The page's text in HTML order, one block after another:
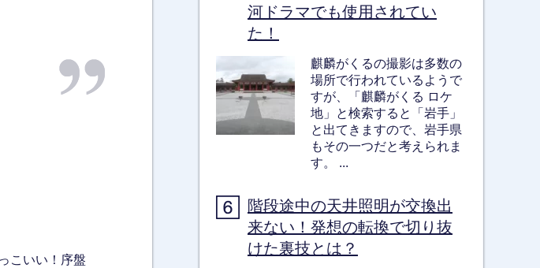
こいい！序盤
河ドラマでも使用されてい
た！
麒麟がくるの撮影は多数の
場所で行われているようで
すが、「麒麟がくる ロケ
地」と検索すると「岩手」
と出てきますので、岩手県
もその一つだと考えられま
す。 ...
階段途中の天井照明が交換出
来ない！発想の転換で切り抜
けた裏技とは？